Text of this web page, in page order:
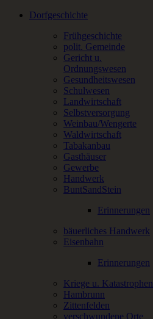
Dorfgeschichte
Frühgeschichte
polit. Gemeinde
Gericht u.
Ordnungswesen
Gesundheitswesen
Schulwesen
Landwirtschaft
Selbstversorgung
Weinbau/Wengerte
Waldwirtschaft
Tabakanbau
Gasthäuser
Gewerbe
Handwerk
BuntSandStein
Erinnerungen
bäuerliches Handwerk
Eisenbahn
Erinnerungen
Kriege u. Katastrophen
Hambrunn
Zittenfelden
verschwundene Orte